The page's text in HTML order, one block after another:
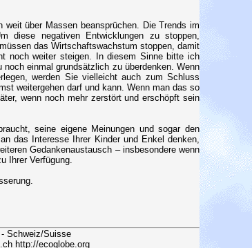
über Massen beansprüchen. Die Trends im
diese negativen Entwicklungen zu stoppen,
das Wirtschaftswachstum stoppen, damit
noch weiter steigen. In diesem Sinne bitte ich
einmal grundsätzlich zu überdenken. Wenn
werden Sie vielleicht auch zum Schluss
weitergehen darf und kann. Wenn man das so
wenn noch mehr zerstört und erschöpft sein
seine eigene Meinungen und sogar den
das Interesse Ihrer Kinder und Enkel denken,
Gedankenaustausch – insbesondere wenn
Ihrer Verfügung.
- Schweiz/Suisse
http://ecoglobe.org